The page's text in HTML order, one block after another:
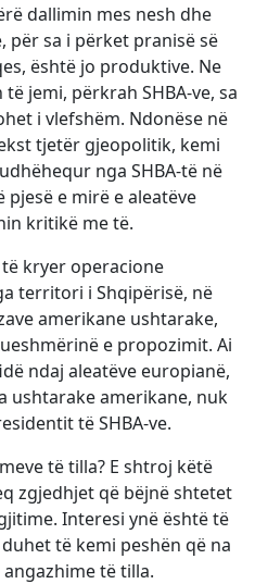
dallimin mes nesh dhe
për sa i përket pranisë së
është jo produktive. Ne
jemi, përkrah SHBA-ve, sa
i vlefshëm. Ndonëse në
tjetër gjeopolitik, kemi
nga SHBA-të në
e mirë e aleatëve
kritikë me të.
kryer operacione
territori i Shqipërisë, në
amerikane ushtarake,
e propozimit. Ai
ndaj aleatëve europianë,
ushtarake amerikane, nuk
të SHBA-ve.
të tilla? E shtroj këtë
zgjedhjet që bëjnë shtetet
Interesi ynë është të
të kemi peshën që na
të tilla.